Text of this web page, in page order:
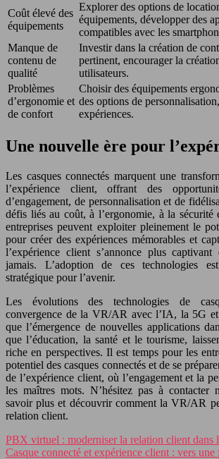
Coût élevé des
équipements
Explorer des options de
équipements, développer des
compatibles avec les
Manque de
contenu de
qualité
Investir dans la création de
pertinent, encourager la
utilisateurs.
Problèmes
d’ergonomie et
de confort
Choisir des équipements
des options de
expériences.
Une nouvelle ère pour
Les casques connectés marquent une
l’expérience client, offrant des
d’engagement, de personnalisation et de
défis liés au coût, à l’ergonomie, à la sécurité
entreprises peuvent exploiter pleinement le
pour créer des expériences mémorables et
l’expérience client s’annonce plus captivant
jamais. L’adoption de ces technologies
stratégique pour l’avenir.
Les évolutions des technologies de
convergence de la VR/AR avec l’IA, la 5G
que l’émergence de nouvelles applications
que l’éducation, la santé et le tourisme,
riche en perspectives. Il est temps pour les
potentiel des casques connectés et de se
de l’expérience client, où l’engagement et la
les maîtres mots. N’hésitez pas à contacter
savoir plus et découvrir comment la VR/AR
relation client.
PBX virtuel : moderniser la relation client dans
Casque connecté et expérience client : vers